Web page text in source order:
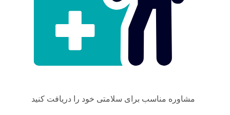
مشاوره مناسب برای سلامتی خود را دریافت کنید